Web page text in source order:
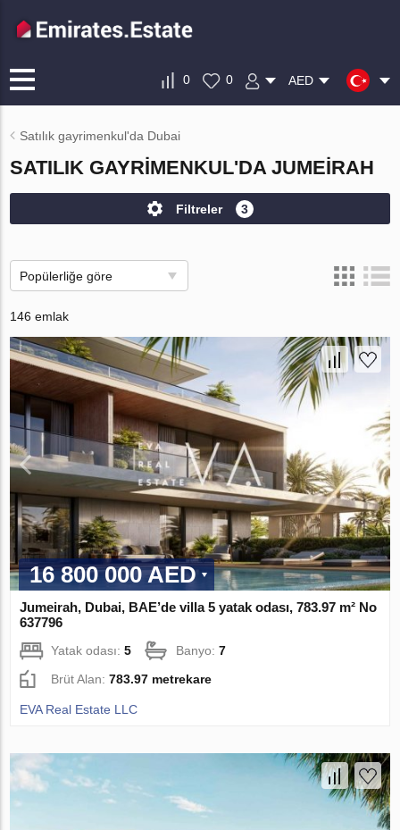
0 0 AED
Satılık gayrimenkul'da Dubai
SATILIK GAYRIMENKUL'DA JUMEIRAH
Filtreler 3
Popülerliğe göre
146 emlak
16 800 000 AED
Jumeirah, Dubai, BAE’de villa 5 yatak odası, 783.97 m² No
637796
Yatak odası:5 Banyo:7
Brüt Alan:783.97 metrekare
EVA Real Estate LLC